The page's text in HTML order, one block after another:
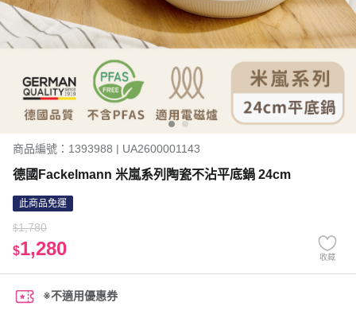
商品編號：1393988 | UA2600001143
德國Fackelmann 米嵐系列陶瓷不沾平底鍋 24cm
此商品免運
$1,780
$1,280 收藏
※不適用優惠券